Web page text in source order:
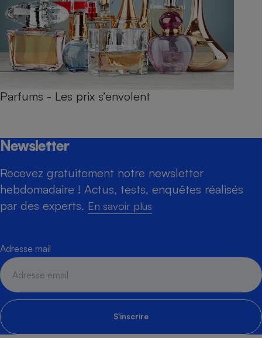
Parfums - Les prix s’envolent
Newsletter
Recevez gratuitement notre newsletter
hebdomadaire ! Actus, tests, enquêtes réalisés
par des experts. En savoir plus
Adresse mail
S'inscrire